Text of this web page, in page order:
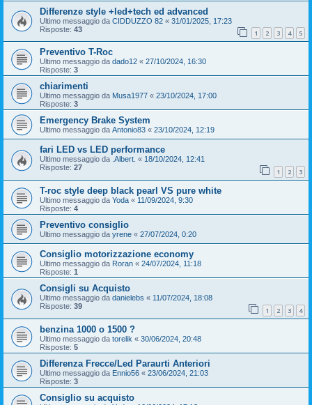
Differenze style +led+tech ed advanced
Ultimo messaggio da CIDDUZZO 82 « 31/01/2025, 17:23
Risposte: 43 1 2 3 4 5
Preventivo T-Roc
Ultimo messaggio da dado12 « 27/10/2024, 16:30
Risposte: 3
chiarimenti
Ultimo messaggio da Musa1977 « 23/10/2024, 17:00
Risposte: 3
Emergency Brake System
Ultimo messaggio da Antonio83 « 23/10/2024, 12:19
fari LED vs LED performance
Ultimo messaggio da .Albert. « 18/10/2024, 12:41
Risposte: 27 1 2 3
T-roc style deep black pearl VS pure white
Ultimo messaggio da Yoda « 11/09/2024, 9:30
Risposte: 4
Preventivo consiglio
Ultimo messaggio da yrene « 27/07/2024, 0:20
Consiglio motorizzazione economy
Ultimo messaggio da Roran « 24/07/2024, 11:18
Risposte: 1
Consigli su Acquisto
Ultimo messaggio da danielebs « 11/07/2024, 18:08
Risposte: 39 1 2 3 4
benzina 1000 o 1500 ?
Ultimo messaggio da torelik « 30/06/2024, 20:48
Risposte: 5
Differenza Frecce/Led Paraurti Anteriori
Ultimo messaggio da Ennio56 « 23/06/2024, 21:03
Risposte: 3
Consiglio su acquisto